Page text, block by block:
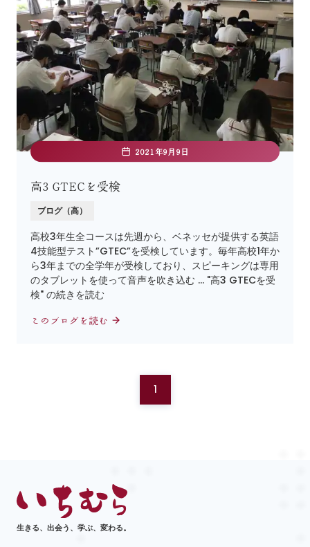
2021年9月9日
高3 GTECを受検
ブログ（高）
高校3年生全コースは先週から、ベネッセが提供する英語
4技能型テスト”GTEC”を受検しています。毎年高校1年か
ら3年までの全学年が受検しており、スピーキングは専用
のタブレットを使って音声を吹き込む … "高3 GTECを受
検" の続きを読む
このブログを読む
1
生きる、出会う、学ぶ、変わる。